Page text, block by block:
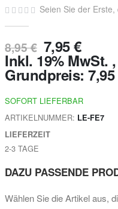
Seien Sie der
8,95 € 7,95 €
Inkl. 19% MwSt.
Grundpreis:
SOFORT LIEFERBAR
ARTIKELNUMMER LE-FE7
LIEFERZEIT
2-3 TAGE
DAZU PASSENDE
Wählen Sie die Artikel aus,